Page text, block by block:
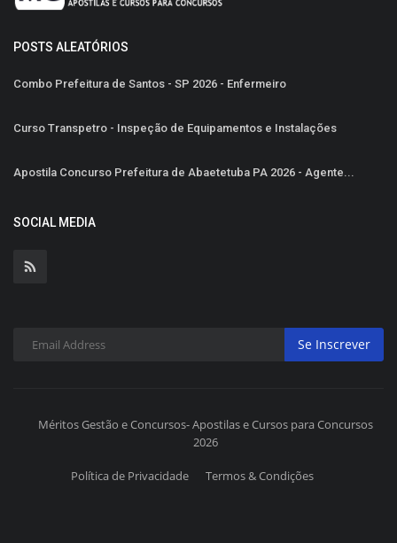
POSTS ALEATÓRIOS
Combo Prefeitura de Santos - SP 2026 - Enfermeiro
Curso Transpetro - Inspeção de Equipamentos e Instalações
Apostila Concurso Prefeitura de Abaetetuba PA 2026 - Agente...
SOCIAL MEDIA
Se Inscrever
Méritos Gestão e Concursos- Apostilas e Cursos para Concursos
2026
Política de Privacidade Termos & Condições